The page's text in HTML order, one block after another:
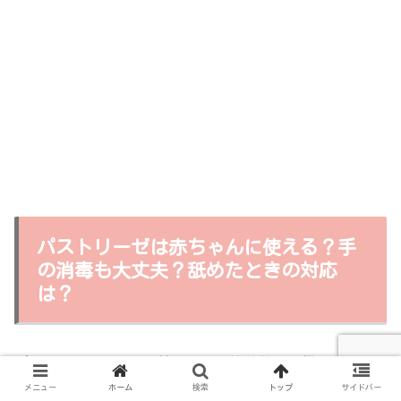
パストリーゼは赤ちゃんに使える？手
の消毒も大丈夫？舐めたときの対応
は？
パストリーゼは、安全性も高く、抗菌効果も優れているの
で、かなり便利ですよ。
メニュー ホーム 検索 トップ サイドバー